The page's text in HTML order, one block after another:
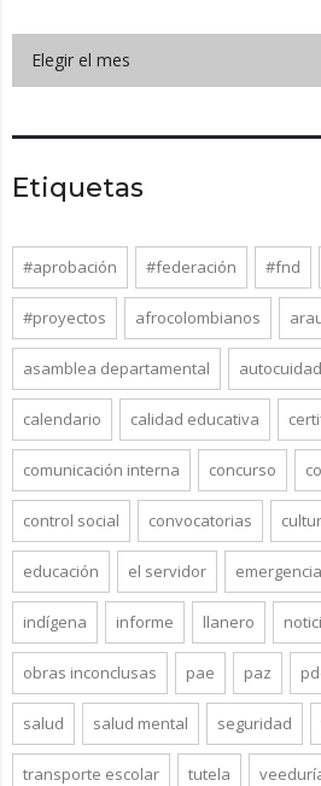
Elegir el mes
Etiquetas
#aprobación #federación #fnd
#proyectos afrocolombianos
asamblea departamental
calendario calidad educativa
comunicación interna concurso
control social convocatorias
educación el servidor emergencia
indígena informe llanero
obras inconclusas pae paz
salud salud mental seguridad
transporte escolar tutela